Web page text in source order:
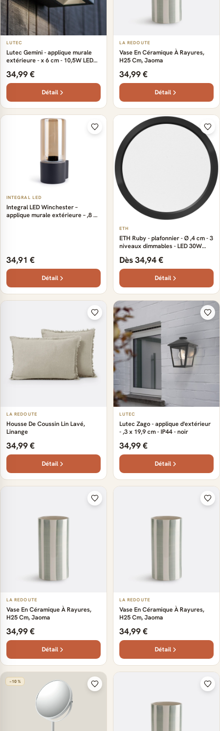
LUTEC
Lutec Gemini - applique murale
extérieure - x 6 cm - 10,5W LED
34,99 €
Détail
LA REDOUTE
Vase En Céramique À Rayures,
H25 Cm, Jaoma
34,99 €
Détail
INTEGRAL LED
Integral LED Winchester –
applique murale extérieure – ,8 x –
34,91 €
Détail
ETH
ETH Ruby - plafonnier - Ø ,4 cm - 3
niveaux dimmables - LED 30W
Dès 34,94 €
Détail
LA REDOUTE
Housse De Coussin Lin Lavé,
Linange
34,99 €
Détail
LUTEC
Lutec Zago - applique d'extérieur
- ,3 x 19,9 cm - IP44 - noir
34,99 €
Détail
LA REDOUTE
Vase En Céramique À Rayures,
H25 Cm, Jaoma
34,99 €
Détail
LA REDOUTE
Vase En Céramique À Rayures,
H25 Cm, Jaoma
34,99 €
Détail
−10 %